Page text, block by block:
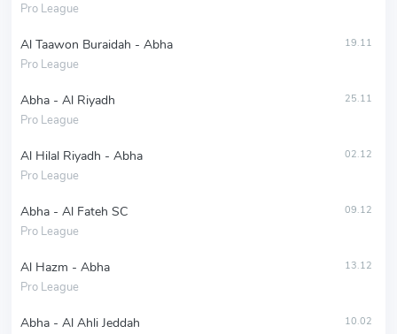
Pro League
Al Taawon Buraidah - Abha
Pro League
19.11
Abha - Al Riyadh
Pro League
25.11
Al Hilal Riyadh - Abha
Pro League
02.12
Abha - Al Fateh SC
Pro League
09.12
Al Hazm - Abha
Pro League
13.12
Abha - Al Ahli Jeddah 10.02